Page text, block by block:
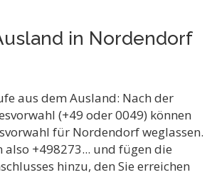
in Nordendorf
aus dem Ausland: Nach der
(+49 oder 0049) können
für Nordendorf weglassen.
also +498273... und fügen die
hinzu, den Sie erreichen